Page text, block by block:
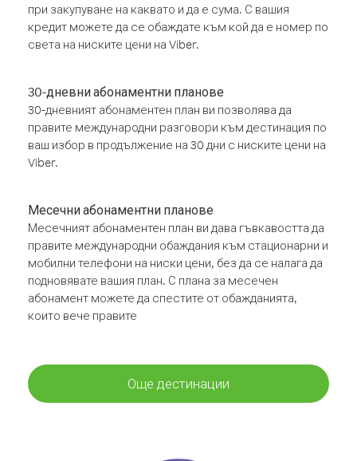
при закупуване на каквато и да е сума. С вашия
кредит можете да се обаждате към кой да е номер по
света на ниските цени на Viber.
30-дневни абонаментни планове
30-дневният абонаментен план ви позволява да
правите международни разговори към дестинация по
ваш избор в продължение на 30 дни с ниските цени на
Viber.
Месечни абонаментни планове
Месечният абонаментен план ви дава гъвкавостта да
правите международни обаждания към стационарни и
мобилни телефони на ниски цени, без да се налага да
подновявате вашия план. С плана за месечен
абонамент можете да спестите от обажданията,
които вече правите
Още дестинации